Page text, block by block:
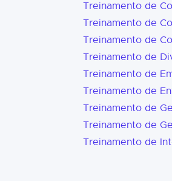
Treinamento de
Treinamento de
Treinamento de
Treinamento de
Treinamento de
Treinamento de
Treinamento de
Treinamento de
Treinamento de